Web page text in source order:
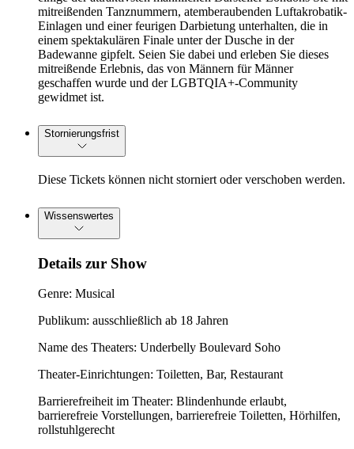
mitreißenden Tanznummern, atemberaubenden Luftakrobatik-
Einlagen und einer feurigen Darbietung unterhalten, die in
einem spektakulären Finale unter der Dusche in der
Badewanne gipfelt. Seien Sie dabei und erleben Sie dieses
mitreißende Erlebnis, das von Männern für Männer
geschaffen wurde und der LGBTQIA+-Community
gewidmet ist.
Stornierungsfrist
Diese Tickets können nicht storniert oder verschoben werden.
Wissenswertes
Details zur Show
Genre: Musical
Publikum: ausschließlich ab 18 Jahren
Name des Theaters: Underbelly Boulevard Soho
Theater-Einrichtungen: Toiletten, Bar, Restaurant
Barrierefreiheit im Theater: Blindenhunde erlaubt,
barrierefreie Vorstellungen, barrierefreie Toiletten, Hörhilfen,
rollstuhlgerecht